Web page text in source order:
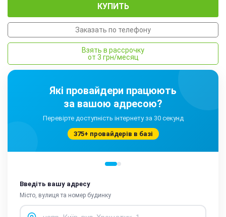
КУПИТЬ
Заказать по телефону
Взять в рассрочку
от 3 грн/месяц
Які провайдери працюють
за вашою адресою?
Перевірте доступність інтернету за 30 секунд
375+ провайдерів в базі
Введіть вашу адресу
Місто, вулиця та номер будинку